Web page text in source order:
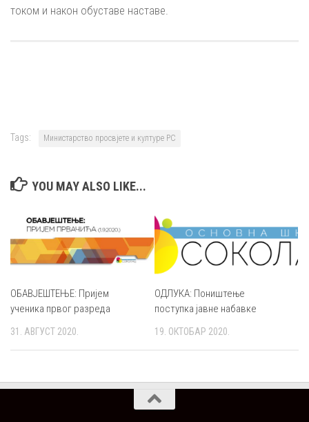
током и након обуставе наставе.
Tags: Министарство просвјете и културе РС
YOU MAY ALSO LIKE...
ОБАВЈЕШТЕЊЕ: Пријем
ученика првог разреда
31. АВГУСТ 2020.
ОДЛУКА: Поништење
поступка јавне набавке
19. ОКТОБАР 2020.